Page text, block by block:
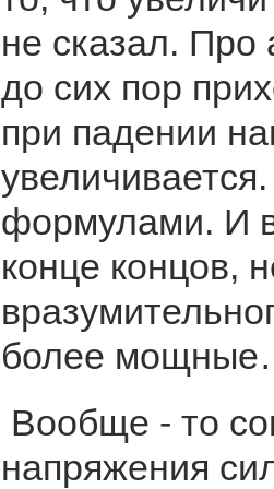
не сказал. Про
до сих пор
при падении
формулами. И
конце концов,
более
Вообще - то
напряжения